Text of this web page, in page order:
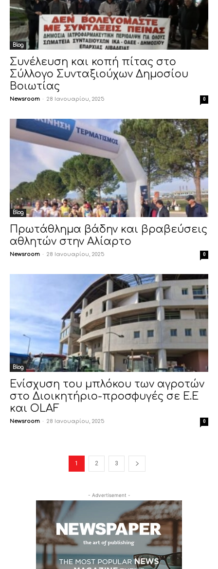
Blog
Συνέλευση και κοπή πίτας στο
Σύλλογο Συνταξιούχων Δημοσίου
Βοιωτίας
Newsroom - 28 Ιανουαρίου, 2025 0
Blog
Πρωτάθλημα βάδην και βραβεύσεις
αθλητών στην Αλίαρτο
Newsroom - 28 Ιανουαρίου, 2025 0
Blog
Ενίσχυση του μπλόκου των αγροτών
στο Διοικητήριο-προσφυγές σε Ε.Ε
και OLAF
Newsroom - 28 Ιανουαρίου, 2025 0
1 2 3
- Advertisement -